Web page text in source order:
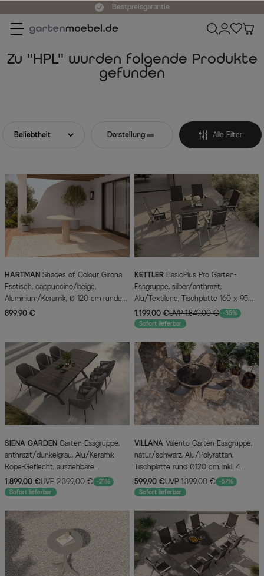
Bestpreisgarantie
Zu "HPL" wurden folgende Produkte
gefunden
Darstellung: Alle Filter
HARTMAN
Esstisch, cappuccino/beige,
Aluminium/Keramik, Ø 120 cm runde
Tischplatte mit Mittelsäule
899,90 €
KETTLER
Essgruppe, silber/anthrazit,
Alu/Textilene, Tischplatte 160 x 95
cm, 6 Klappstühle
1.199,00 €UVP 1.849,00 € -35%
Sofort lieferbar
SIENA GARDEN
anthrazit/dunkelgrau, Alu/Keramik
Rope-Geflecht, ausziehbare
Tischplatte 200/260 x 100 cm, 6
Diningsessel
1.899,00 €UVP 2.399,00 € -21%
Sofort lieferbar
VILLANA
natur/schwarz, Alu/Polyrattan,
Tischplatte rund Ø120 cm, inkl. 4
Sessel
599,90 €UVP 1.399,00 € -57%
Sofort lieferbar